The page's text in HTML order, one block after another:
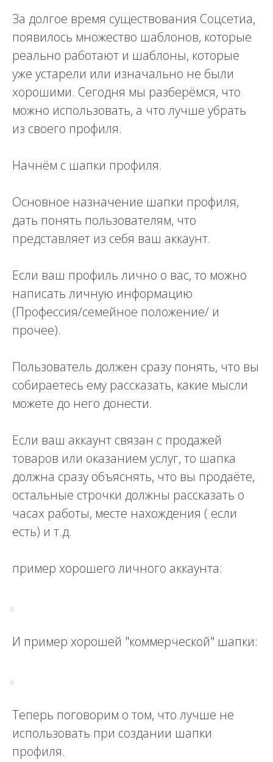
За долгое время существования Соцсетиа,
появилось множество шаблонов, которые
реально работают и шаблоны, которые
уже устарели или изначально не были
хорошими. Сегодня мы разберёмся, что
можно использовать, а что лучше убрать
из своего профиля.
Начнём с шапки профиля.
Основное назначение шапки профиля,
дать понять пользователям, что
представляет из себя ваш аккаунт.
Если ваш профиль лично о вас, то можно
написать личную информацию
(Профессия/семейное положение/ и
прочее).
Пользователь должен сразу понять, что вы
собираетесь ему рассказать, какие мысли
можете до него донести.
Если ваш аккаунт связан с продажей
товаров или оказанием услуг, то шапка
должна сразу объяснять, что вы продаёте,
остальные строчки должны рассказать о
часах работы, месте нахождения ( если
есть) и т.д.
пример хорошего личного аккаунта:
И пример хорошей "коммерческой" шапки:
Теперь поговорим о том, что лучше не
использовать при создании шапки
профиля.